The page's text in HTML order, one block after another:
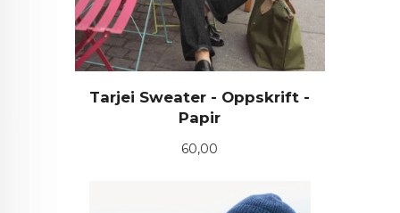
Tarjei Sweater - Oppskrift -
Papir
Pris
60,00